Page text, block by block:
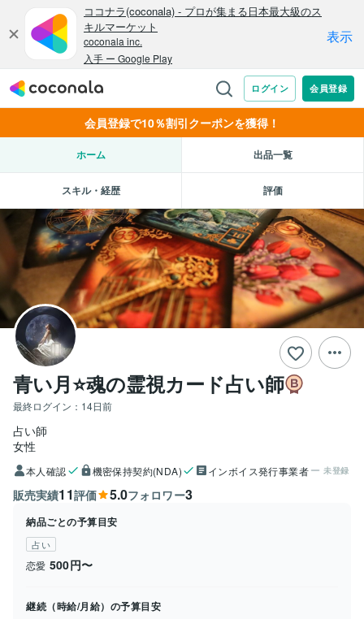
会員登録で10％割引クーポンを獲得！
ホーム 出品一覧
スキル・経歴 評価
青い月⭐️魂の霊視カード占い師
最終ログイン： 14日前
占い師
女性
本人確認 機密保持契約(NDA) インボイス発行事業者 未登録
販売実績11評価 5.0フォロワー3
納品ごとの予算目安
占い
恋愛 500円〜
継続（時給/月給）の予算目安